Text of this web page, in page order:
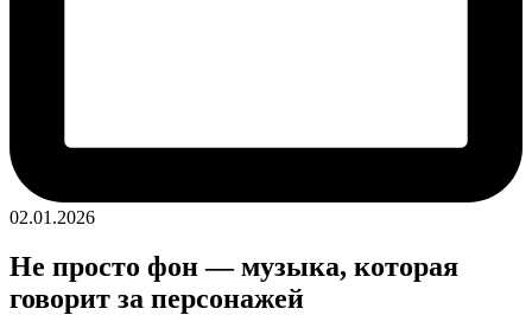
02.01.2026
Не просто фон — музыка, которая
говорит за персонажей